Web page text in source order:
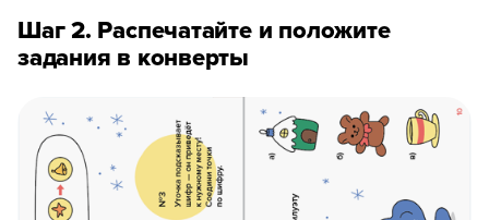
Шаг 2. Распечатайте и положите
задания в конверты